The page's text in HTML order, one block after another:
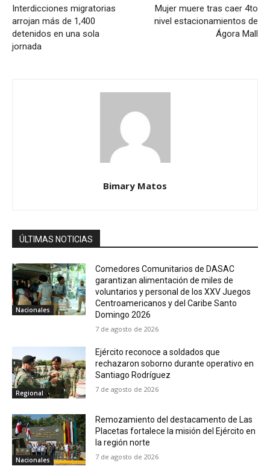
Interdicciones migratorias
arrojan más de 1,400
detenidos en una sola
jornada
Mujer muere tras caer 4to
nivel estacionamientos de
Ágora Mall
Bimary Matos
ÚLTIMAS NOTICIAS
Nacionales
Comedores Comunitarios de DASAC
garantizan alimentación de miles de
voluntarios y personal de los XXV Juegos
Centroamericanos y del Caribe Santo
Domingo 2026
7 de agosto de 2026
Regional
Ejército reconoce a soldados que
rechazaron soborno durante operativo en
Santiago Rodríguez
7 de agosto de 2026
Nacionales
Remozamiento del destacamento de Las
Placetas fortalece la misión del Ejército en
la región norte
7 de agosto de 2026